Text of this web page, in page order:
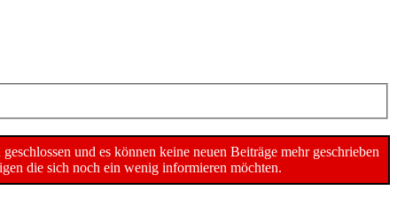
und es können keine neuen Beiträge mehr geschrieben
die sich noch ein wenig informieren möchten.